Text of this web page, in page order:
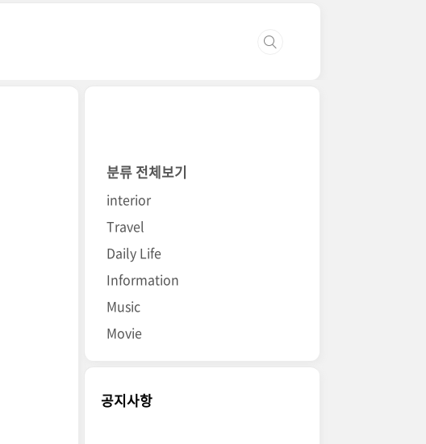
분류 전체보기
interior
Travel
Daily Life
Information
Music
Movie
공지사항